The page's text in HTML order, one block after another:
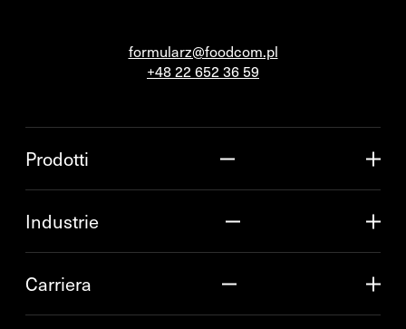
formularz@foodcom.pl
+48 22 652 36 59
Prodotti
Industrie
Carriera